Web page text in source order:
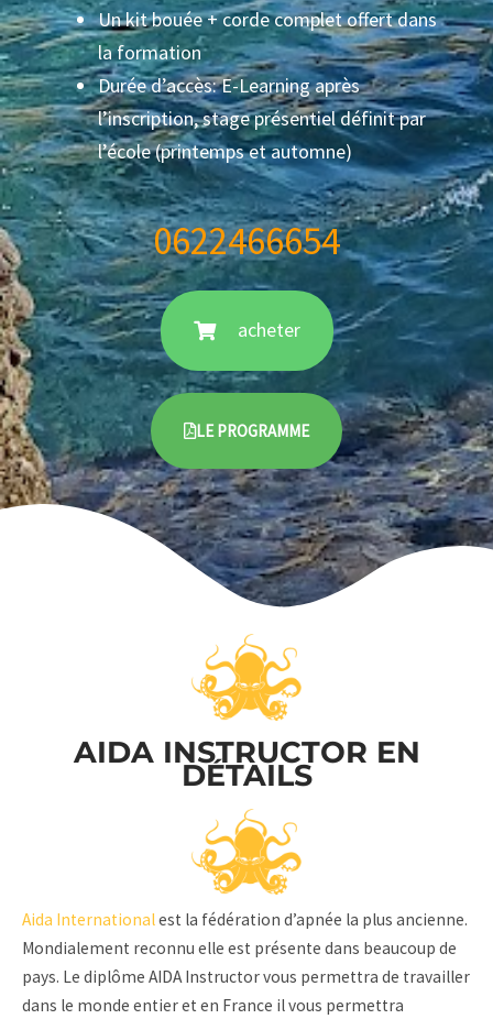
Un kit bouée + corde complet offert dans
la formation
Durée d’accès: E-Learning après
l’inscription, stage présentiel définit par
l’école (printemps et automne)
0622466654
acheter
LE PROGRAMME
AIDA INSTRUCTOR EN
DÉTAILS
Aida Internationalest la fédération d’apnée la plus ancienne.
Mondialement reconnu elle est présente dans beaucoup de
pays. Le diplôme AIDA Instructor vous permettra de travailler
dans le monde entier et en France il vous permettra